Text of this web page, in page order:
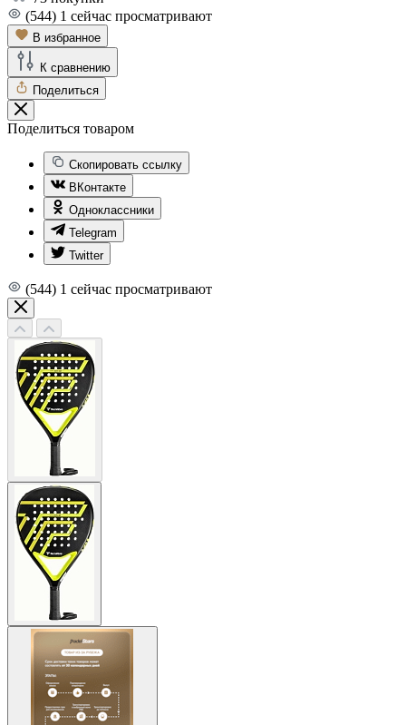
(544) 1 сейчас просматривают
В избранное
К сравнению
Поделиться
Поделиться товаром
Скопировать ссылку
ВКонтакте
Одноклассники
Telegram
Twitter
(544) 1 сейчас просматривают